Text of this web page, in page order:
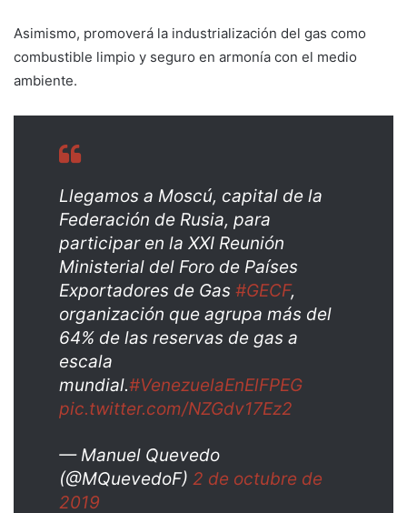
Asimismo, promoverá la industrialización del gas como
combustible limpio y seguro en armonía con el medio
ambiente.
Llegamos a Moscú, capital de la
Federación de Rusia, para
participar en la XXI Reunión
Ministerial del Foro de Países
Exportadores de Gas #GECF,
organización que agrupa más del
64% de las reservas de gas a
escala
mundial.#VenezuelaEnElFPEG
pic.twitter.com/NZGdv17Ez2
— Manuel Quevedo
(@MQuevedoF) 2 de octubre de
2019